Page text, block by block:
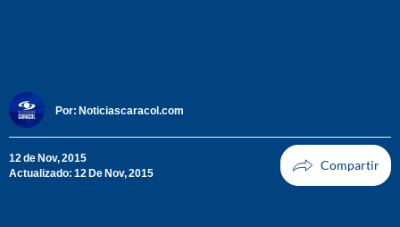
Por: Noticiascaracol.com
12 de Nov, 2015
Actualizado: 12 De Nov, 2015